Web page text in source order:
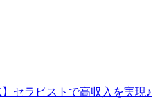
セラピストで高収入を実現♪